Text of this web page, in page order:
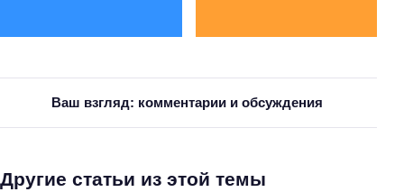
Ваш взгляд: комментарии и обсуждения
Другие статьи из этой темы